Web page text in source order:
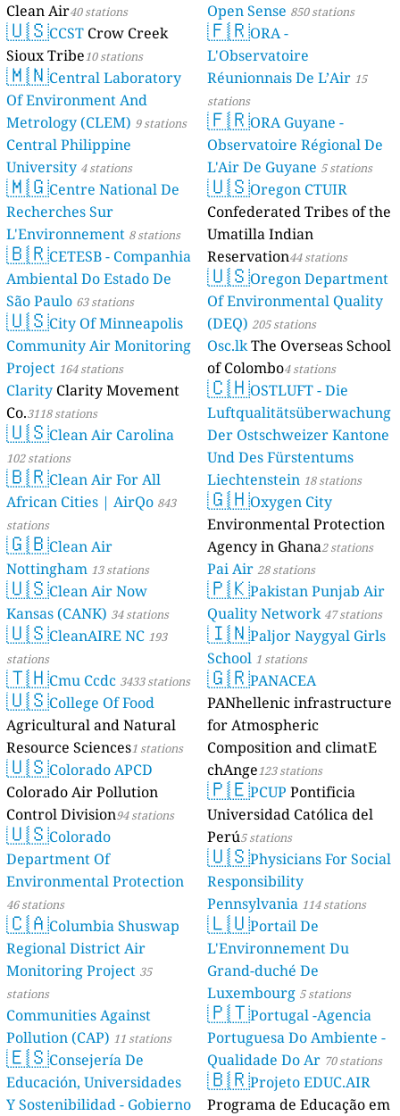
Clean Air40 stations
🇺🇸CCST Crow Creek
Sioux Tribe10 stations
🇲🇳Central Laboratory
Of Environment And
Metrology (CLEM) 9 stations
Central Philippine
University 4 stations
🇲🇬Centre National De
Recherches Sur
L'Environnement 8 stations
🇧🇷CETESB - Companhia
Ambiental Do Estado De
São Paulo 63 stations
🇺🇸City Of Minneapolis
Community Air Monitoring
Project 164 stations
Clarity Clarity Movement
Co.3118 stations
🇺🇸Clean Air Carolina
102 stations
🇧🇷Clean Air For All
African Cities | AirQo 843
stations
🇬🇧Clean Air
Nottingham 13 stations
🇺🇸Clean Air Now
Kansas (CANK) 34 stations
🇺🇸CleanAIRE NC 193
stations
🇹🇭Cmu Ccdc 3433 stations
🇺🇸College Of Food
Agricultural and Natural
Resource Sciences1 stations
🇺🇸Colorado APCD
Colorado Air Pollution
Control Division94 stations
🇺🇸Colorado
Department Of
Environmental Protection
46 stations
🇨🇦Columbia Shuswap
Regional District Air
Monitoring Project 35
stations
Communities Against
Pollution (CAP) 11 stations
🇪🇸Consejería De
Educación, Universidades
Y Sostenibilidad - Gobierno
Open Sense 850 stations
🇫🇷ORA -
L'Observatoire
Réunionnais De L’Air 15
stations
🇫🇷ORA Guyane -
Observatoire Régional De
L'Air De Guyane 5 stations
🇺🇸Oregon CTUIR
Confederated Tribes of the
Umatilla Indian
Reservation44 stations
🇺🇸Oregon Department
Of Environmental Quality
(DEQ) 205 stations
Osc.lkThe Overseas School
of Colombo4 stations
🇨🇭OSTLUFT - Die
Luftqualitätsüberwachung
Der Ostschweizer Kantone
Und Des Fürstentums
Liechtenstein 18 stations
🇬🇭Oxygen City
Environmental Protection
Agency in Ghana2 stations
Pai Air 28 stations
🇵🇰Pakistan Punjab Air
Quality Network 47 stations
🇮🇳Paljor Naygyal Girls
School 1 stations
🇬🇷PANACEA
PANhellenic infrastructure
for Atmospheric
Composition and climatE
chAnge123 stations
🇵🇪PCUP Pontificia
Universidad Católica del
Perú5 stations
🇺🇸Physicians For Social
Responsibility
Pennsylvania 114 stations
🇱🇺Portail De
L'Environnement Du
Grand-duché De
Luxembourg 5 stations
🇵🇹Portugal -Agencia
Portuguesa Do Ambiente -
Qualidade Do Ar 70 stations
🇧🇷Projeto EDUC.AIR
Programa de Educação em